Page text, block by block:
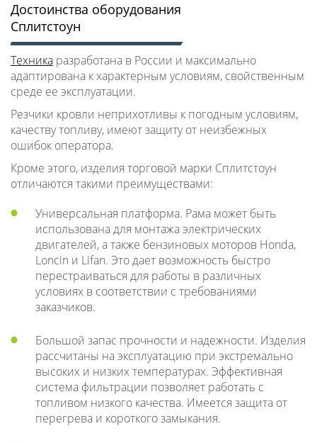
Достоинства оборудования
Сплитстоун
Техника разработана в России и максимально
адаптирована к характерным условиям, свойственным
среде ее эксплуатации.
Резчики кровли неприхотливы к погодным условиям,
качеству топливу, имеют защиту от неизбежных
ошибок оператора.
Кроме этого, изделия торговой марки Сплитстоун
отличаются такими преимуществами:
Универсальная платформа. Рама может быть
использована для монтажа электрических
двигателей, а также бензиновых моторов Honda,
Loncin и Lifan. Это дает возможность быстро
перестраиваться для работы в различных
условиях в соответствии с требованиями
заказчиков.
Большой запас прочности и надежности. Изделия
рассчитаны на эксплуатацию при экстремально
высоких и низких температурах. Эффективная
система фильтрации позволяет работать с
топливом низкого качества. Имеется защита от
перегрева и короткого замыкания.